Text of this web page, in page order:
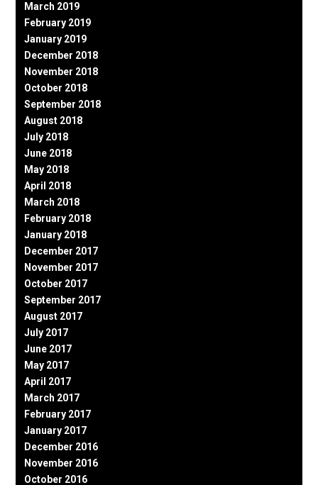
March 2019
February 2019
January 2019
December 2018
November 2018
October 2018
September 2018
August 2018
July 2018
June 2018
May 2018
April 2018
March 2018
February 2018
January 2018
December 2017
November 2017
October 2017
September 2017
August 2017
July 2017
June 2017
May 2017
April 2017
March 2017
February 2017
January 2017
December 2016
November 2016
October 2016